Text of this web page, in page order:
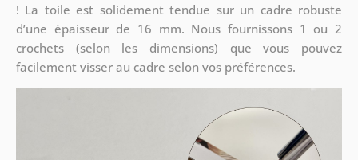
! La toile est solidement tendue sur un cadre robuste
d’une épaisseur de 16 mm. Nous fournissons 1 ou 2
crochets (selon les dimensions) que vous pouvez
facilement visser au cadre selon vos préférences.